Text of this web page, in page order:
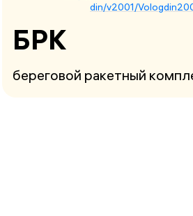
din/v2001/
БРК
береговой ракетный